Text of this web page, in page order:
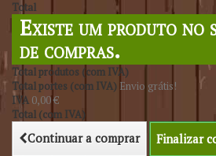
Total
Existe um produto no
de compras.
Total produtos (com IVA)
Total portes (com IVA) Envio grátis!
IVA 0,00 €
Total (com IVA)
Continuar a comprar Finalizar